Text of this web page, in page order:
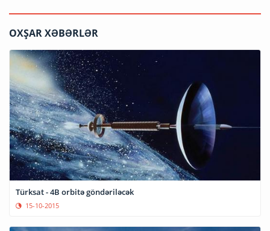
OXŞAR XƏBƏRLƏR
Türksat - 4B orbitə göndəriləcək
15-10-2015